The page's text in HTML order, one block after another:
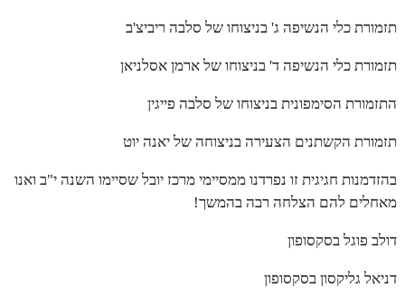
תזמורת כלי הנשיפה ג' בניצוחו של סלבה ריביצ'ב
תזמורת כלי הנשיפה ד' בניצוחו של ארמן אסלניאן
התזמורת הסימפונית בניצוחו של סלבה פייגין
תזמורת הקשתנים הצעירה בניצוחה של יאנה יוט
בהזדמנות חגיגית זו נפרדנו ממסיימי מרכז יובל שסיימו השנה י"ב ואנו
מאחלים להם הצלחה רבה בהמשך!
דולב פוגל בסקסופון
דניאל גליקסון בסקסופון